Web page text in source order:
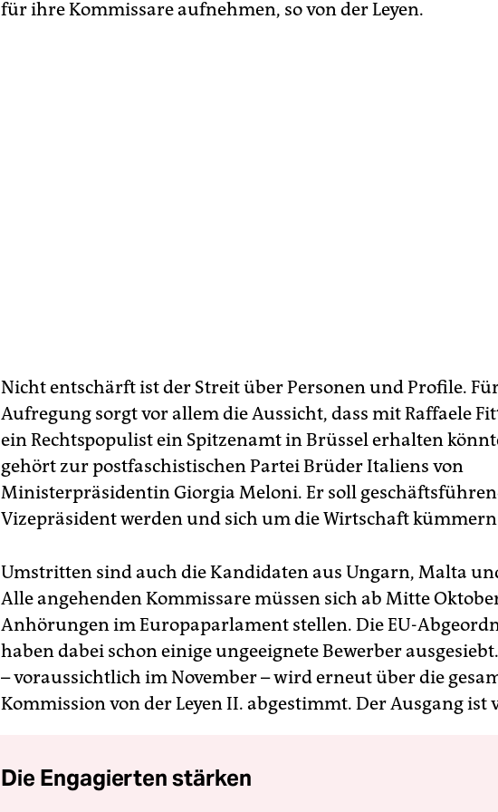
für ihre Kommissare aufnehmen, so von der Leyen.
Nicht entschärft ist der Streit über Personen und Profile.
Aufregung sorgt vor allem die Aussicht, dass mit Raffaele
ein Rechtspopulist ein Spitzenamt in Brüssel erhalten
gehört zur postfaschistischen Partei Brüder Italiens von
Ministerpräsidentin Giorgia Meloni. Er soll
Vizepräsident werden und sich um die Wirtschaft
Umstritten sind auch die Kandidaten aus Ungarn, Malta
Alle angehenden Kommissare müssen sich ab Mitte
Anhörungen im Europaparlament stellen. Die EU-
haben dabei schon einige ungeeignete Bewerber
– voraussichtlich im November – wird erneut über die
Kommission von der Leyen II. abgestimmt. Der Ausgang ist
Die Engagierten stärken